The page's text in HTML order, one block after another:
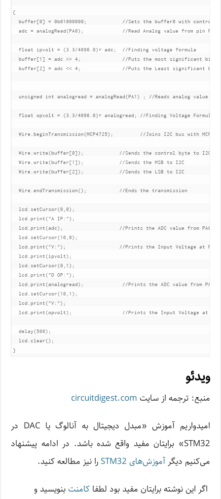
{
buffer[0] = 0b01000000;            //Sets the buffer0 with control
adc = analogRead(PA0);             //Read Analog value from pin PA0
float ipvolt = (3.3/4096.0)* adc;  //Finding voltage formula
buffer[1] = adc >> 4;              //Puts the most significant bit
buffer[2] = adc << 4;              //Puts the Least significant bit
unsigned int analogread = analogRead(PA1) ; //Reads analog value
float opvolt = (3.3/4096.0)* analogread; //Finding Voltage Formula
Wire.beginTransmission(MCP4725);         //Joins I2C bus with
Wire.write(buffer[0]);            //Sends the control byte to I2C
Wire.write(buffer[1]);            //Sends the MSB to I2C
Wire.write(buffer[2]);            //Sends the LSB to I2C
Wire.endTransmission();           //Ends the transmission
lcd.setCursor(0,0);
lcd.print("A IP:");
lcd.print(adc);                   //Prints the ADC value from PA0
lcd.setCursor(10,0);
lcd.print("V:");                  //Prints the Input Voltage at PA0
lcd.print(ipvolt);
lcd.setCursor(0,1);
lcd.print("D OP:");
lcd.print(analogread);             //Prints the ADC value from PA1
lcd.setCursor(10,1);
lcd.print("V:");
lcd.print(opvolt);                 //Prints the Input Voltage at PA1
delay(500);
lcd.clear();
}
ویدئو
منبع: ترجمه از سایت circuitdigest.com
امیدواریم آموزش «مبدل دیجیتال به آنالوگ یا DAC در
STM32» برایتان مفید واقع شده باشد. در ادامه پیشنهاد
می‌کنیم دیگرآموزش‌های STM32
را نیز مطالعه کنید.
اگر این نوشته‌ برایتان مفید بود لطفاکامنت بنویسید و